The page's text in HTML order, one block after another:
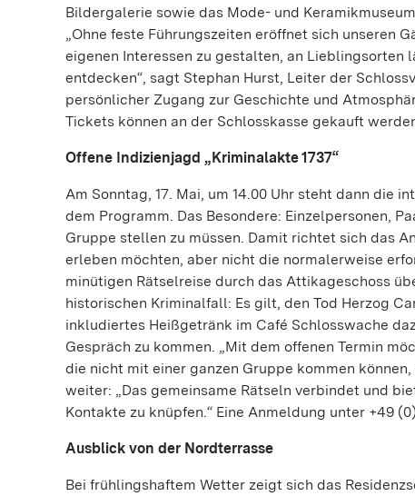
Bildergalerie sowie das Mode- und
„Ohne feste Führungszeiten eröffnet sich unseren
eigenen Interessen zu gestalten, an Lieblingsorten
entdecken“, sagt Stephan Hurst, Leiter der
persönlicher Zugang zur Geschichte und
Tickets können an der Schlosskasse gekauft
Offene Indizienjagd „Kriminalakte 1737“
Am Sonntag, 17. Mai, um 14.00 Uhr steht dann die
dem Programm. Das Besondere: Einzelpersonen,
Gruppe stellen zu müssen. Damit richtet sich das
erleben möchten, aber nicht die normalerweise
minütigen Rätselreise durch das Attikageschoss
historischen Kriminalfall: Es gilt, den Tod Herzog
inkludiertes Heißgetränk im Café Schlosswache
Gespräch zu kommen. „Mit dem offenen Termin
die nicht mit einer ganzen Gruppe kommen
weiter: „Das gemeinsame Rätseln verbindet und
Kontakte zu knüpfen.“ Eine Anmeldung unter +49
Ausblick von der Nordterrasse
Bei frühlingshaftem Wetter zeigt sich das